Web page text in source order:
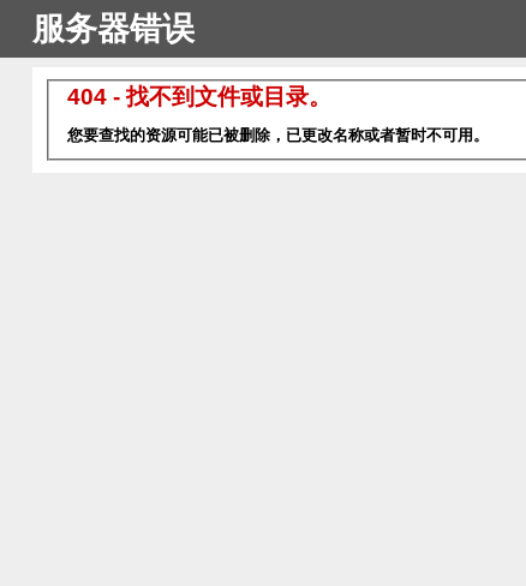
服务器错误
404 - 找不到文件或目录。
您要查找的资源可能已被删除，已更改名称或者暂时不可用。